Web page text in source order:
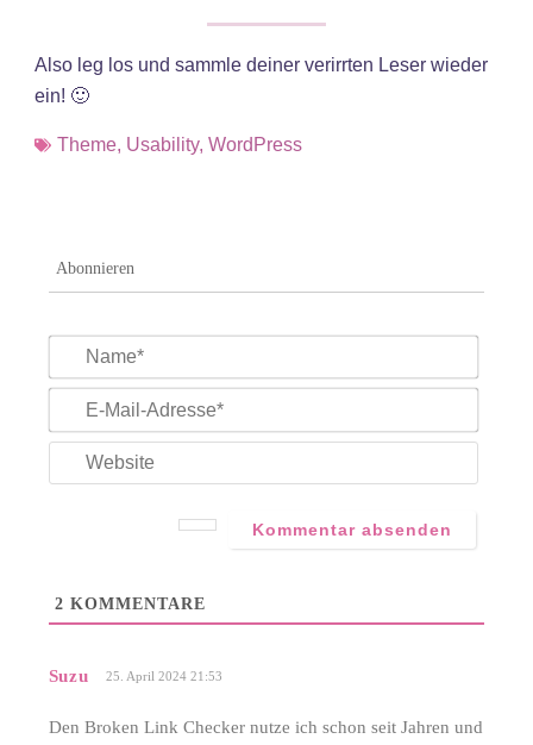
Also leg los und sammle deiner verirrten Leser wieder
ein! 🙂
Theme, Usability, WordPress
Abonnieren
Name*
E-
2 KOMMENTARE
Suzu 25. April 2024 21:53
Den Broken Link Checker nutze ich schon seit Jahren und